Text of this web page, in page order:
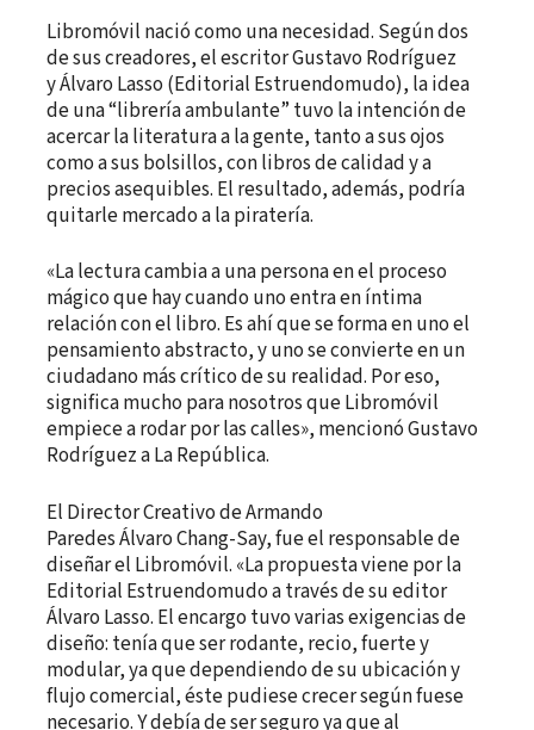
Libromóvil nació como una necesidad. Según dos
de sus creadores, el escritor Gustavo Rodríguez
y Álvaro Lasso (Editorial Estruendomudo), la idea
de una “librería ambulante” tuvo la intención de
acercar la literatura a la gente, tanto a sus ojos
como a sus bolsillos, con libros de calidad y a
precios asequibles. El resultado, además, podría
quitarle mercado a la piratería.
«La lectura cambia a una persona en el proceso
mágico que hay cuando uno entra en íntima
relación con el libro. Es ahí que se forma en uno el
pensamiento abstracto, y uno se convierte en un
ciudadano más crítico de su realidad. Por eso,
significa mucho para nosotros que Libromóvil
empiece a rodar por las calles», mencionó Gustavo
Rodríguez a La República.
El Director Creativo de Armando
Paredes Álvaro Chang-Say, fue el responsable de
diseñar el Libromóvil. «La propuesta viene por la
Editorial Estruendomudo a través de su editor
Álvaro Lasso. El encargo tuvo varias exigencias de
diseño: tenía que ser rodante, recio, fuerte y
modular, ya que dependiendo de su ubicación y
flujo comercial, éste pudiese crecer según fuese
necesario. Y debía de ser seguro ya que al